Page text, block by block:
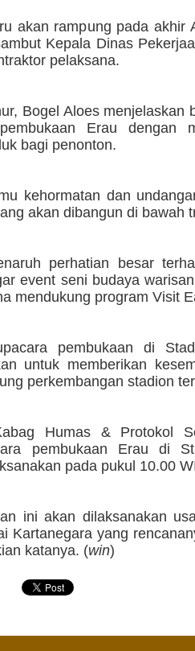
akan rampung pada akhir
Kepala Dinas
pelaksana.
Bogel Aloes menjelaskan
Erau dengan
bagi penonton.
kehormatan dan
akan dibangun di bawah
perhatian besar
event seni budaya
mendukung program Visit
pembukaan di
untuk memberikan
perkembangan stadion
Humas & Protokol
pembukaan Erau di
pada pukul 10.00
ini akan dilaksanakan
Kartanegara yang
katanya. (win)